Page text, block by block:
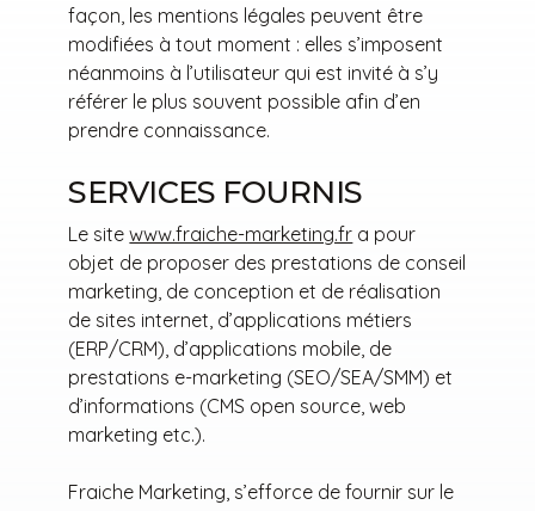
façon, les mentions légales peuvent être
modifiées à tout moment : elles s’imposent
néanmoins à l’utilisateur qui est invité à s’y
référer le plus souvent possible afin d’en
prendre connaissance.
SERVICES FOURNIS
Le sitewww.fraiche-marketing.fr a pour
objet de proposer des prestations de conseil
marketing, de conception et de réalisation
de sites internet, d’applications métiers
(ERP/CRM), d’applications mobile, de
prestations e-marketing (SEO/SEA/SMM) et
d’informations (CMS open source, web
marketing etc.).
Fraiche Marketing, s’efforce de fournir sur le